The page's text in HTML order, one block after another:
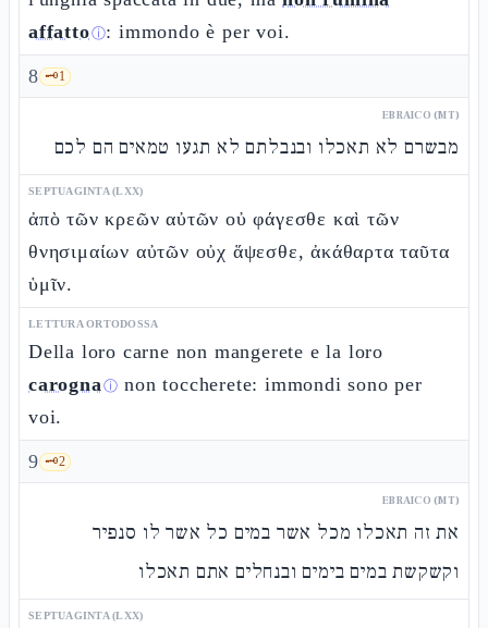
affattoⓘ: immondo è per voi.
8 🗝️1
EBRAICO (MT)
מבשרם לא תאכלו ובנבלתם לא תגעו טמאים הם לכם
SEPTUAGINTA (LXX)
ἀπὸ τῶν κρεῶν αὐτῶν οὐ φάγεσθε καὶ τῶν
θνησιμαίων αὐτῶν οὐχ ἅψεσθε, ἀκάθαρτα ταῦτα
ὑμῖν.
LETTURA ORTODOSSA
Della loro carne non mangerete e la loro
carognaⓘ non toccherete: immondi sono per
voi.
9 🗝️2
EBRAICO (MT)
את זה תאכלו מכל אשר במים כל אשר לו סנפיר
וקשקשת במים בימים ובנחלים אתם תאכלו
SEPTUAGINTA (LXX)